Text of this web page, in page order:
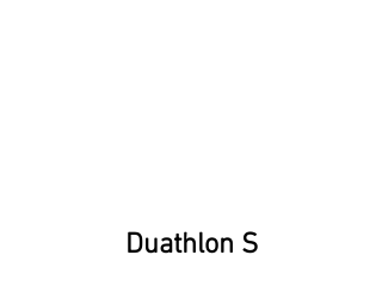
Duathlon S